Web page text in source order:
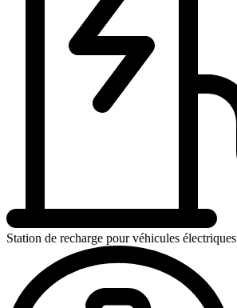
Station de recharge pour véhicules électriques